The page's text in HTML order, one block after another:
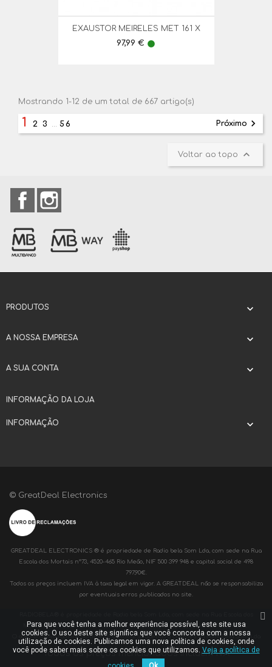
EXAUSTOR MEIRELES MET 161 X
Preço
97,99 € lens
Mostrando 1-12 de um total de 667 artigo(s)
1 2 3 … 56 Próximo 
Voltar ao topo 
Facebook
PRODUTOS 
A NOSSA EMPRESA 
A SUA CONTA 
INFORMAÇÃO DA LOJA
INFORMAÇÃO 
© GreatDeal Electronics
GREATDEAL ELECTRONICS ® é propriedade de Radio bela Som Lda, com sede na Rua
Escola dos Mortais nº73, 4520-465 Rio Meão, NIF 500 399 948 e capital social de 498
797,90€.
Todos os preços incluem IVA à taxa legal em vigor. A GREATDEAL não se responsabiliza
por eventuais erros publicados no site.
Mortais nº73, 4520-465 Rio Meão, NIF 500 399 948 e capital social de 498 797,90€.
O acesso a www.radiobelaonline.pt destina-se apenas a clientes da Radiobela Som Lda
Todos os preços mencionados incluem IVA
Para que você tenha a melhor experiência possível, este site usa
cookies. O uso deste site significa que você concorda com a nossa
utilização de cookies. Publicamos uma nova política de cookies, onde
você pode saber mais sobre os cookies que utilizamos. Veja a política de